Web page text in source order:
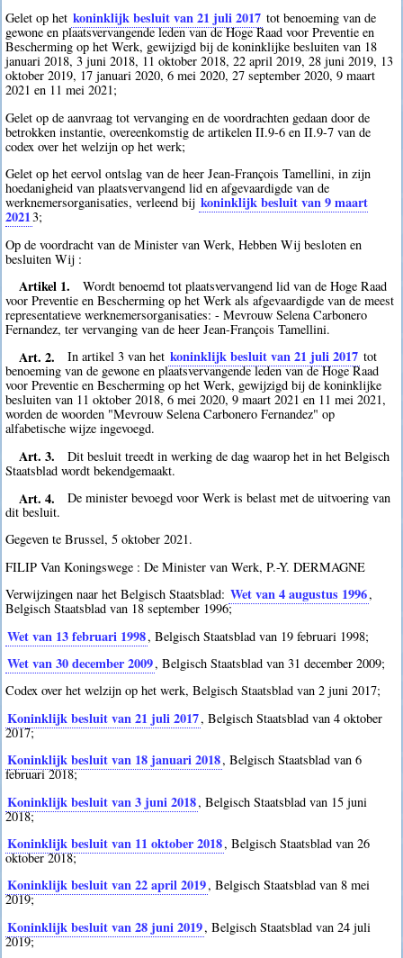
Gelet op het koninklijk besluit van 21 juli 2017 tot benoeming van de
gewone en plaatsvervangende leden van de Hoge Raad voor Preventie en
Bescherming op het Werk, gewijzigd bij de koninklijke besluiten van 18
januari 2018, 3 juni 2018, 11 oktober 2018, 22 april 2019, 28 juni 2019, 13
oktober 2019, 17 januari 2020, 6 mei 2020, 27 september 2020, 9 maart
2021 en 11 mei 2021;
Gelet op de aanvraag tot vervanging en de voordrachten gedaan door de
betrokken instantie, overeenkomstig de artikelen II.9-6 en II.9-7 van de
codex over het welzijn op het werk;
Gelet op het eervol ontslag van de heer Jean-François Tamellini, in zijn
hoedanigheid van plaatsvervangend lid en afgevaardigde van de
werknemersorganisaties, verleend bij koninklijk besluit van 9 maart
20213;
Op de voordracht van de Minister van Werk, Hebben Wij besloten en
besluiten Wij :
Artikel 1.
Wordt benoemd tot plaatsvervangend lid van de Hoge Raad
voor Preventie en Bescherming op het Werk als afgevaardigde van de meest
representatieve werknemersorganisaties: - Mevrouw Selena Carbonero
Fernandez, ter vervanging van de heer Jean-François Tamellini.
Art. 2. In artikel 3 van het koninklijk besluit van 21 juli 2017 tot
benoeming van de gewone en plaatsvervangende leden van de Hoge Raad
voor Preventie en Bescherming op het Werk, gewijzigd bij de koninklijke
besluiten van 11 oktober 2018, 6 mei 2020, 9 maart 2021 en 11 mei 2021,
worden de woorden "Mevrouw Selena Carbonero Fernandez" op
alfabetische wijze ingevoegd.
Art. 3.
Dit besluit treedt in werking de dag waarop het in het Belgisch
Staatsblad wordt bekendgemaakt.
Art. 4.
De minister bevoegd voor Werk is belast met de uitvoering van
dit besluit.
Gegeven te Brussel, 5 oktober 2021.
FILIP Van Koningswege : De Minister van Werk, P.-Y. DERMAGNE
Verwijzingen naar het Belgisch Staatsblad: Wet van 4 augustus 1996,
Belgisch Staatsblad van 18 september 1996;
Wet van 13 februari 1998, Belgisch Staatsblad van 19 februari 1998;
Wet van 30 december 2009, Belgisch Staatsblad van 31 december 2009;
Codex over het welzijn op het werk, Belgisch Staatsblad van 2 juni 2017;
Koninklijk besluit van 21 juli 2017, Belgisch Staatsblad van 4 oktober
2017;
Koninklijk besluit van 18 januari 2018, Belgisch Staatsblad van 6
februari 2018;
Koninklijk besluit van 3 juni 2018, Belgisch Staatsblad van 15 juni
2018;
Koninklijk besluit van 11 oktober 2018, Belgisch Staatsblad van 26
oktober 2018;
Koninklijk besluit van 22 april 2019, Belgisch Staatsblad van 8 mei
2019;
Koninklijk besluit van 28 juni 2019, Belgisch Staatsblad van 24 juli
2019;